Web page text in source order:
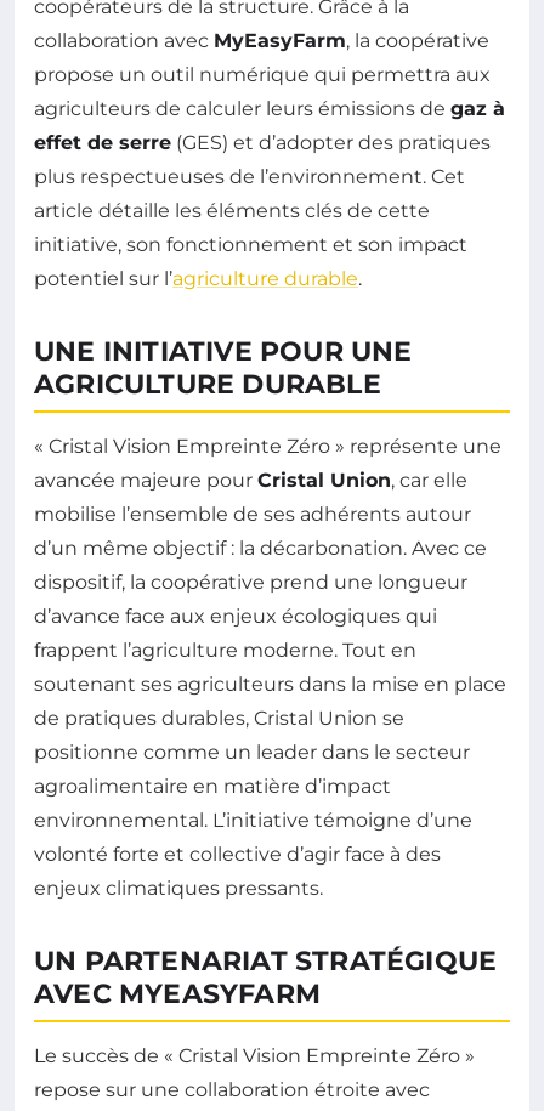
coopérateurs de la structure. Grâce à la
collaboration avec MyEasyFarm, la coopérative
propose un outil numérique qui permettra aux
agriculteurs de calculer leurs émissions de gaz à
effet de serre (GES) et d’adopter des pratiques
plus respectueuses de l’environnement. Cet
article détaille les éléments clés de cette
initiative, son fonctionnement et son impact
potentiel sur l’agriculture durable.
UNE INITIATIVE POUR UNE
AGRICULTURE DURABLE
« Cristal Vision Empreinte Zéro » représente une
avancée majeure pour Cristal Union, car elle
mobilise l’ensemble de ses adhérents autour
d’un même objectif : la décarbonation. Avec ce
dispositif, la coopérative prend une longueur
d’avance face aux enjeux écologiques qui
frappent l’agriculture moderne. Tout en
soutenant ses agriculteurs dans la mise en place
de pratiques durables, Cristal Union se
positionne comme un leader dans le secteur
agroalimentaire en matière d’impact
environnemental. L’initiative témoigne d’une
volonté forte et collective d’agir face à des
enjeux climatiques pressants.
UN PARTENARIAT STRATÉGIQUE
AVEC MYEASYFARM
Le succès de « Cristal Vision Empreinte Zéro »
repose sur une collaboration étroite avec